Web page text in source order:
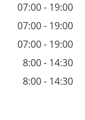
07:00 - 19:00
07:00 - 19:00
07:00 - 19:00
8:00 - 14:30
8:00 - 14:30